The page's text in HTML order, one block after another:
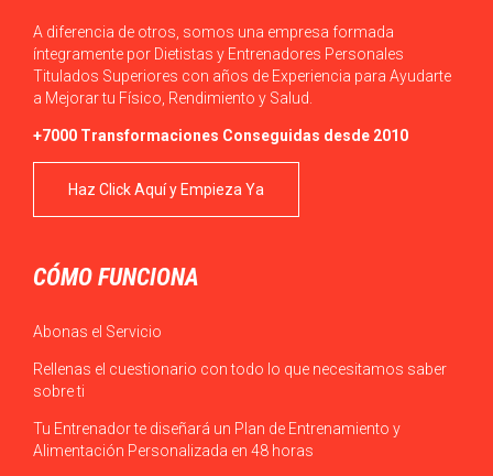
A diferencia de otros, somos una empresa formada
íntegramente por Dietistas y Entrenadores Personales
Titulados Superiores con años de Experiencia para Ayudarte
a Mejorar tu Físico, Rendimiento y Salud.
+7000 Transformaciones Conseguidas desde 2010
Haz Click Aquí y Empieza Ya
CÓMO FUNCIONA
Abonas el Servicio
Rellenas el cuestionario con todo lo que necesitamos saber
sobre ti
Tu Entrenador te diseñará un Plan de Entrenamiento y
Alimentación Personalizada en 48 horas